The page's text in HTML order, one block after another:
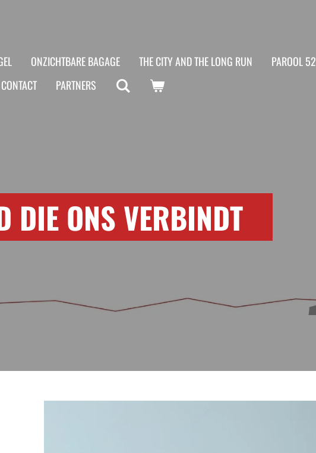
ONZICHTBARE BAGAGE THE CITY AND THE LONG RUN PAROOL 52
CONTACT PARTNERS
DIE ONS VERBINDT